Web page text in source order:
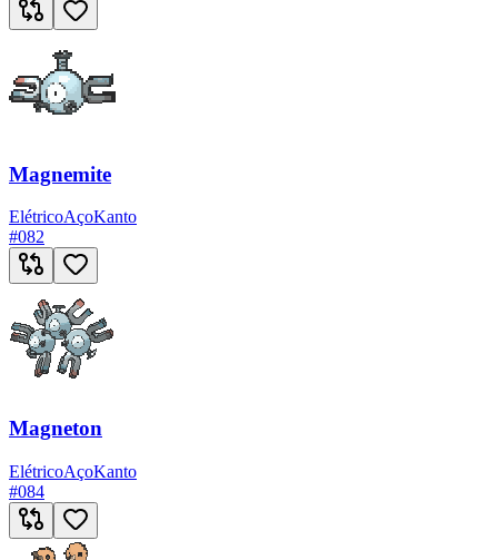
Magnemite
ElétricoAçoKanto
#082
Magneton
ElétricoAçoKanto
#084